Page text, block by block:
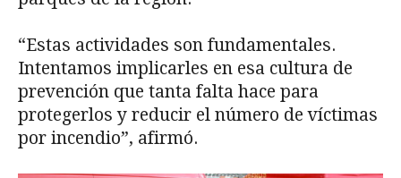
“Estas actividades son fundamentales.
Intentamos implicarles en esa cultura de
prevención que tanta falta hace para
protegerlos y reducir el número de víctimas
por incendio”, afirmó.